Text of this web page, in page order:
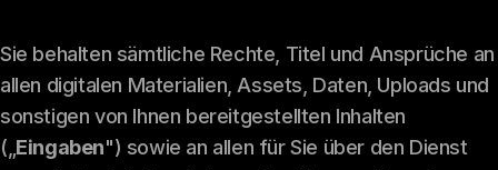
Sie behalten sämtliche Rechte, Titel und Ansprüche an
allen digitalen Materialien, Assets, Daten, Uploads und
sonstigen von Ihnen bereitgestellten Inhalten
(„Eingaben") sowie an allen für Sie über den Dienst